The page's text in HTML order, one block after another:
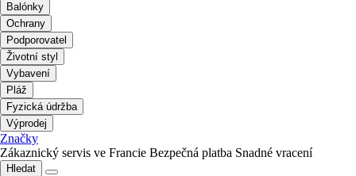
Balónky
Ochrany
Podporovatel
Životní styl
Vybavení
Pláž
Fyzická údržba
Výprodej
Značky
Zákaznický servis ve Francie Bezpečná platba Snadné vracení
Hledat